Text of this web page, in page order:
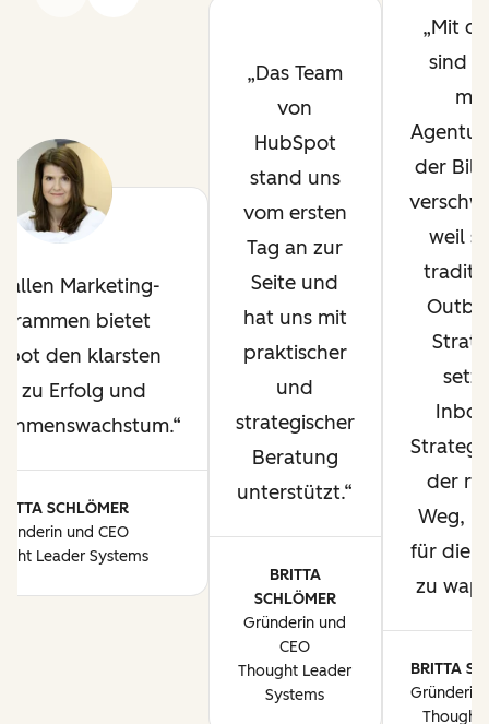
allen Marketing-
bietet
den klarsten
zu Erfolg und
SCHLÖMER
und CEO
Leader Systems
Das Team
von
HubSpot
stand uns
vom ersten
Tag an zur
Seite und
hat uns mit
praktischer
und
strategischer
Beratung
unterstützt.
BRITTA
SCHLÖMER
Gründerin und
CEO
Thought Leader
Systems
Mit
sind
der
weil
der
Weg,
für die
zu
BRITTA
Gründerin
Thought